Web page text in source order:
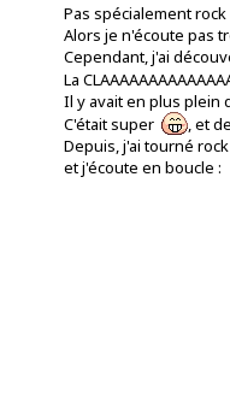
Pas spécialement rock
Alors je n'écoute pas
Cependant, j'ai
La
Il y avait en plus
C'était super
, et
Depuis, j'ai tourné
et j'écoute en boucle :